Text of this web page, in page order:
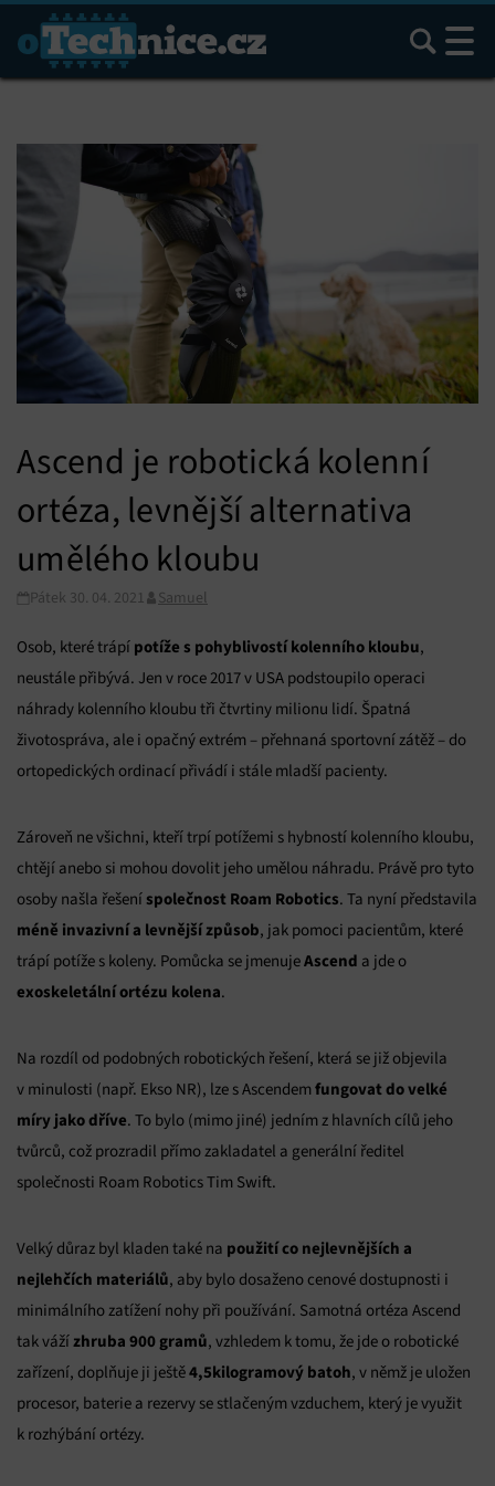
Hledat
Ascend je robotická kolenní
ortéza, levnější alternativa
umělého kloubu
Pátek 30. 04. 2021 Samuel
Osob, které trápí potíže s pohyblivostí kolenního kloubu,
neustále přibývá. Jen v roce 2017 v USA podstoupilo operaci
náhrady kolenního kloubu tři čtvrtiny milionu lidí. Špatná
životospráva, ale i opačný extrém – přehnaná sportovní zátěž – do
ortopedických ordinací přivádí i stále mladší pacienty.
Zároveň ne všichni, kteří trpí potížemi s hybností kolenního kloubu,
chtějí anebo si mohou dovolit jeho umělou náhradu. Právě pro tyto
osoby našla řešení společnost Roam Robotics. Ta nyní představila
méně invazivní a levnější způsob, jak pomoci pacientům, které
trápí potíže s koleny. Pomůcka se jmenujeAscend a jde o
exoskeletální ortézu kolena.
Na rozdíl od podobných robotických řešení, která se již objevila
v minulosti (např. Ekso NR), lze s Ascendem fungovat do velké
míry jako dříve. To bylo (mimo jiné) jedním z hlavních cílů jeho
tvůrců, což prozradil přímo zakladatel a generální ředitel
společnosti Roam Robotics Tim Swift.
Velký důraz byl kladen také na použití co nejlevnějších a
nejlehčích materiálů, aby bylo dosaženo cenové dostupnosti i
minimálního zatížení nohy při používání. Samotná ortéza Ascend
tak vážízhruba 900 gramů, vzhledem k tomu, že jde o robotické
zařízení, doplňuje ji ještě4,5kilogramový batoh, v němž je uložen
procesor, baterie a rezervy se stlačeným vzduchem, který je využit
k rozhýbání ortézy.